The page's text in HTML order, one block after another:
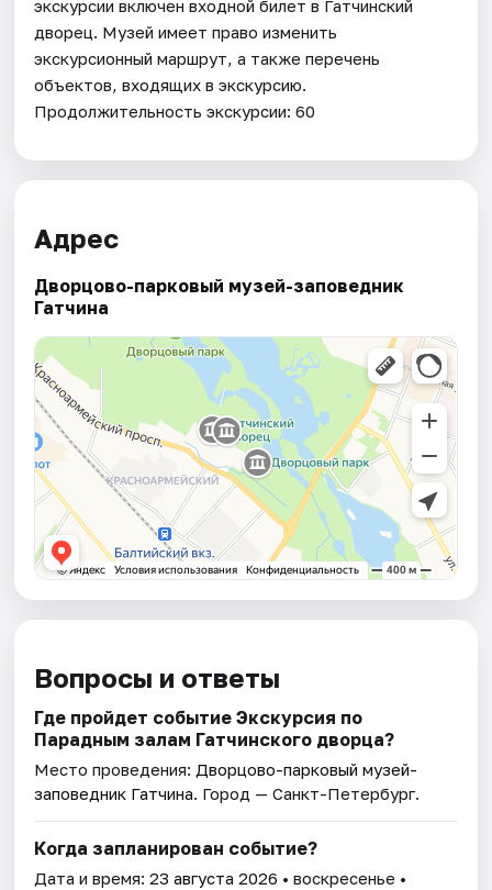
экскурсии включен входной билет в Гатчинский
дворец. Музей имеет право изменить
экскурсионный маршрут, а также перечень
объектов, входящих в экскурсию.
Продолжительность экскурсии: 60
Адрес
Дворцово-парковый музей-заповедник
Гатчина
Вопросы и ответы
Где пройдет событие Экскурсия по
Парадным залам Гатчинского дворца?
Место проведения: Дворцово-парковый музей-
заповедник Гатчина. Город — Санкт-Петербург.
Когда запланирован событие?
Дата и время:23 августа 2026 • воскресенье •